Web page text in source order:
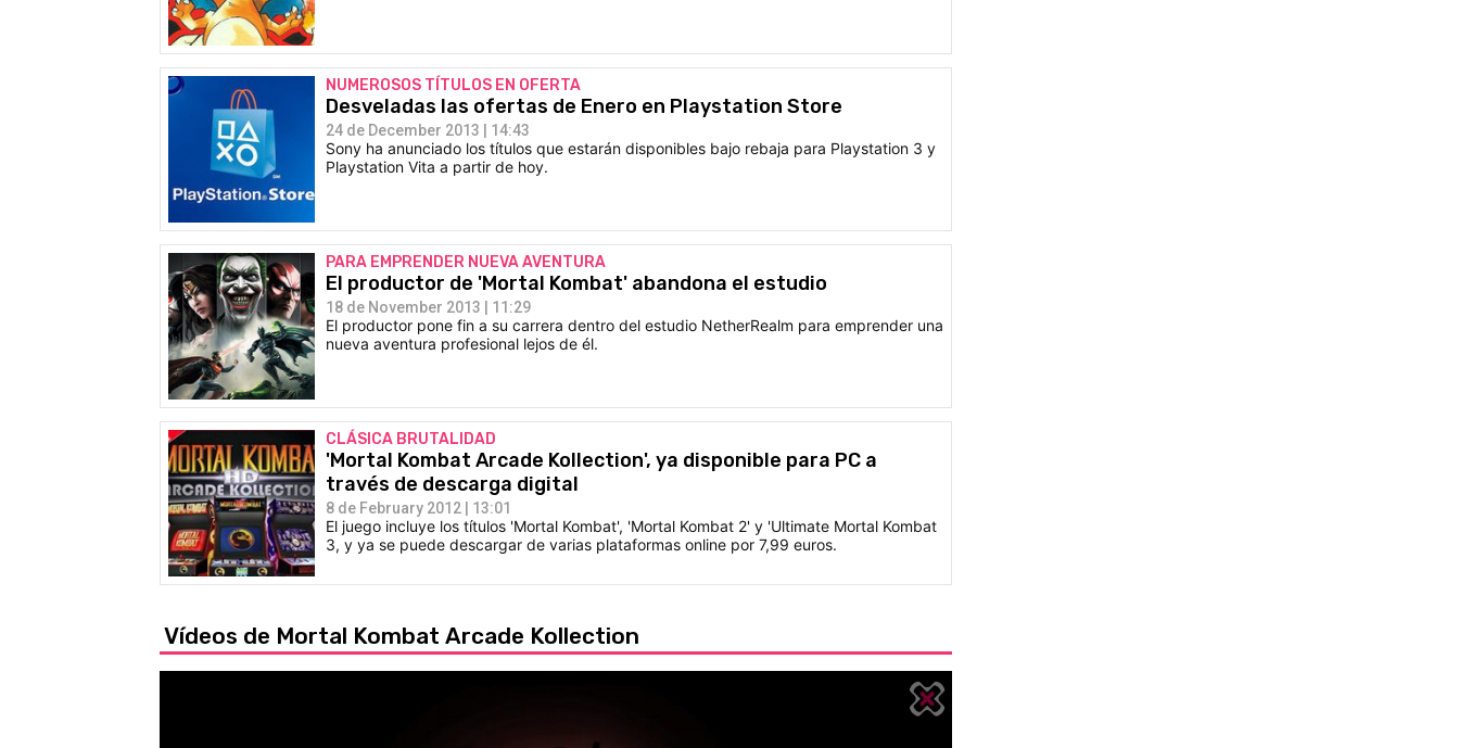
NUMEROSOS TÍTULOS EN OFERTA
Desveladas las ofertas de Enero en Playstation Store
24 de December 2013 | 14:43
Sony ha anunciado los títulos que estarán disponibles bajo rebaja para Playstation 3 y
Playstation Vita a partir de hoy.
PARA EMPRENDER NUEVA AVENTURA
El productor de 'Mortal Kombat' abandona el estudio
18 de November 2013 | 11:29
El productor pone fin a su carrera dentro del estudio NetherRealm para emprender una
nueva aventura profesional lejos de él.
CLÁSICA BRUTALIDAD
'Mortal Kombat Arcade Kollection', ya disponible para PC a
través de descarga digital
8 de February 2012 | 13:01
El juego incluye los títulos 'Mortal Kombat', 'Mortal Kombat 2' y 'Ultimate Mortal Kombat
3, y ya se puede descargar de varias plataformas online por 7,99 euros.
Vídeos de Mortal Kombat Arcade Kollection